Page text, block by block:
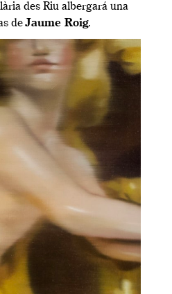
des Riu albergará una
deJaume Roig.